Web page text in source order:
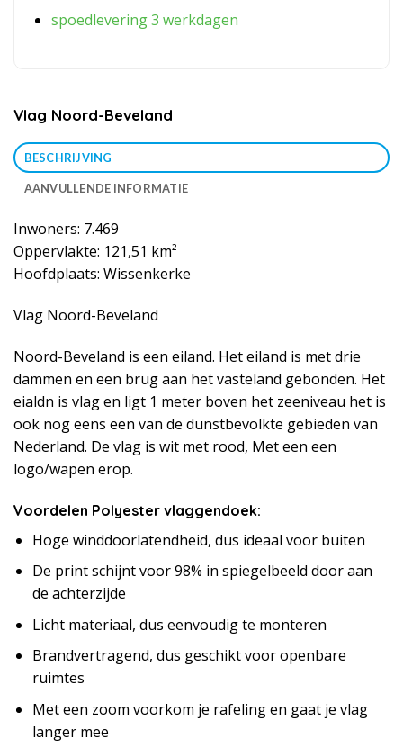
spoedlevering 3 werkdagen
Vlag Noord-Beveland
BESCHRIJVING
AANVULLENDE INFORMATIE
Inwoners: 7.469
Oppervlakte: 121,51 km²
Hoofdplaats: Wissenkerke
Vlag Noord-Beveland
Noord-Beveland is een eiland. Het eiland is met drie
dammen en een brug aan het vasteland gebonden. Het
eialdn is vlag en ligt 1 meter boven het zeeniveau het is
ook nog eens een van de dunstbevolkte gebieden van
Nederland. De vlag is wit met rood, Met een een
logo/wapen erop.
Voordelen Polyester vlaggendoek:
Hoge winddoorlatendheid, dus ideaal voor buiten
De print schijnt voor 98% in spiegelbeeld door aan
de achterzijde
Licht materiaal, dus eenvoudig te monteren
Brandvertragend, dus geschikt voor openbare
ruimtes
Met een zoom voorkom je rafeling en gaat je vlag
langer mee